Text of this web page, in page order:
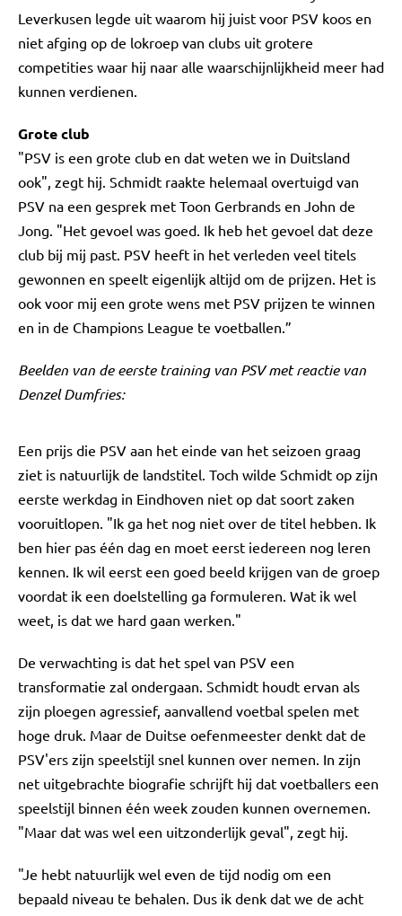
Leverkusen legde uit waarom hij juist voor PSV koos en
niet afging op de lokroep van clubs uit grotere
competities waar hij naar alle waarschijnlijkheid meer had
kunnen verdienen.
Grote club
"PSV is een grote club en dat weten we in Duitsland
ook", zegt hij. Schmidt raakte helemaal overtuigd van
PSV na een gesprek met Toon Gerbrands en John de
Jong. "Het gevoel was goed. Ik heb het gevoel dat deze
club bij mij past. PSV heeft in het verleden veel titels
gewonnen en speelt eigenlijk altijd om de prijzen. Het is
ook voor mij een grote wens met PSV prijzen te winnen
en in de Champions League te voetballen.”
Beelden van de eerste training van PSV met reactie van
Denzel Dumfries:
Een prijs die PSV aan het einde van het seizoen graag
ziet is natuurlijk de landstitel. Toch wilde Schmidt op zijn
eerste werkdag in Eindhoven niet op dat soort zaken
vooruitlopen. "Ik ga het nog niet over de titel hebben. Ik
ben hier pas één dag en moet eerst iedereen nog leren
kennen. Ik wil eerst een goed beeld krijgen van de groep
voordat ik een doelstelling ga formuleren. Wat ik wel
weet, is dat we hard gaan werken."
De verwachting is dat het spel van PSV een
transformatie zal ondergaan. Schmidt houdt ervan als
zijn ploegen agressief, aanvallend voetbal spelen met
hoge druk. Maar de Duitse oefenmeester denkt dat de
PSV'ers zijn speelstijl snel kunnen over nemen. In zijn
net uitgebrachte biografie schrijft hij dat voetballers een
speelstijl binnen één week zouden kunnen overnemen.
"Maar dat was wel een uitzonderlijk geval", zegt hij.
"Je hebt natuurlijk wel even de tijd nodig om een
bepaald niveau te behalen. Dus ik denk dat we de acht